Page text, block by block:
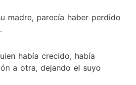
madre, parecía haber perdido
había crecido, había
a otra, dejando el suyo